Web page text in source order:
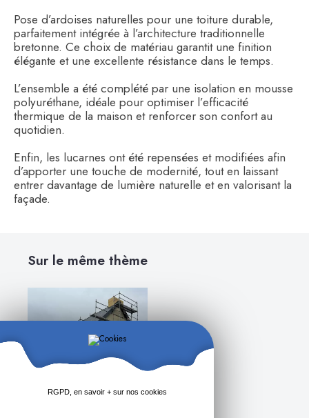
Pose d’ardoises naturelles pour une toiture durable,
parfaitement intégrée à l’architecture traditionnelle
bretonne. Ce choix de matériau garantit une finition
élégante et une excellente résistance dans le temps.
L’ensemble a été complété par une isolation en mousse
polyuréthane, idéale pour optimiser l’efficacité
thermique de la maison et renforcer son confort au
quotidien.
Enfin, les lucarnes ont été repensées et modifiées afin
d’apporter une touche de modernité, tout en laissant
entrer davantage de lumière naturelle et en valorisant la
façade.
Sur le même thème
RGPD, en savoir + sur nos cookies